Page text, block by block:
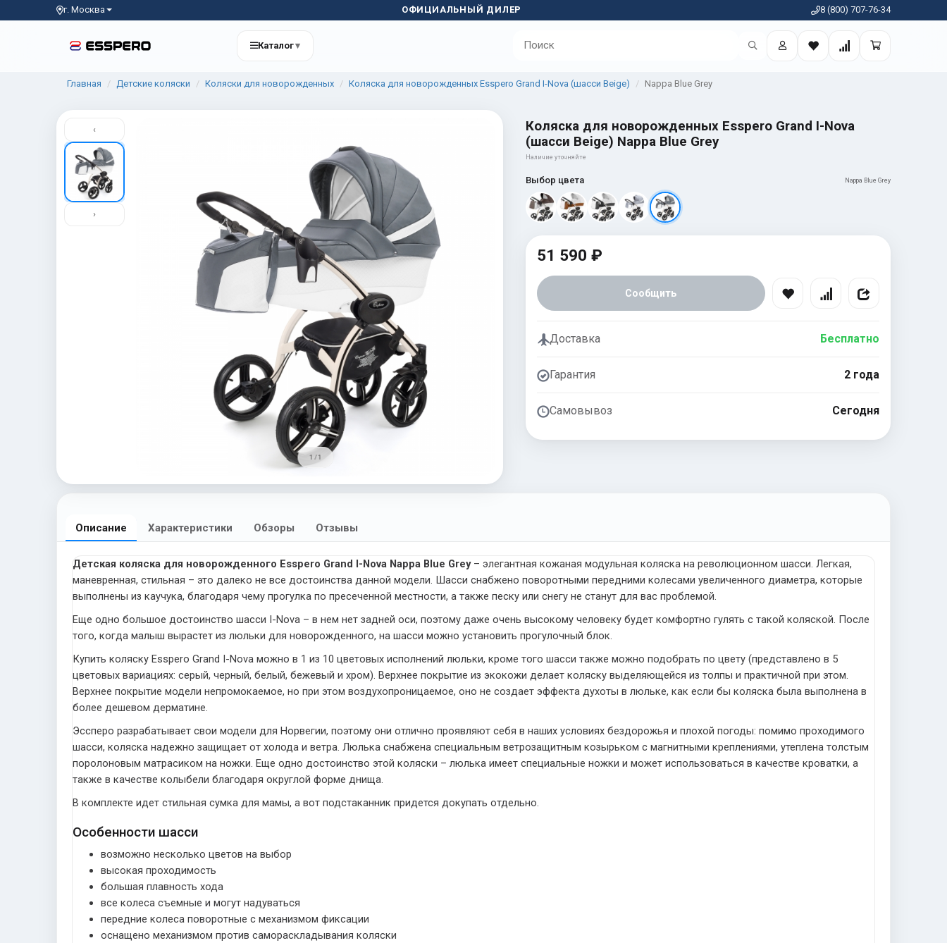
г. Москва ОФИЦИАЛЬНЫЙ ДИЛЕР 8 (800) 707-76-34
Каталог▾
Главная Детские коляски Коляски для новорожденных Коляска для новорожденных Esspero Grand I-Nova (шасси Beige) Nappa Blue Grey
‹
›
1 / 1
Коляска для новорожденных Esspero Grand I-Nova
(шасси Beige) Nappa Blue Grey
Наличие уточняйте
Выбор цвета Nappa Blue Grey
51 590 ₽
Сообщить
Доставка Бесплатно
Гарантия 2 года
Самовывоз Сегодня
Описание Характеристики Обзоры Отзывы
Детская коляска для новорожденного Esspero Grand I-Nova Nappa Blue Grey– элегантная кожаная модульная коляска на революционном шасси. Легкая,
маневренная, стильная – это далеко не все достоинства данной модели. Шасси снабжено поворотными передними колесами увеличенного диаметра, которые
выполнены из каучука, благодаря чему прогулка по пресеченной местности, а также песку или снегу не станут для вас проблемой.
Еще одно большое достоинство шасси I-Nova – в нем нет задней оси, поэтому даже очень высокому человеку будет комфортно гулять с такой коляской. После
того, когда малыш вырастет из люльки для новорожденного, на шасси можно установить прогулочный блок.
Купить коляску Esspero Grand I-Nova можно в 1 из 10 цветовых исполнений люльки, кроме того шасси также можно подобрать по цвету (представлено в 5
цветовых вариациях: серый, черный, белый, бежевый и хром). Верхнее покрытие из экокожи делает коляску выделяющейся из толпы и практичной при этом.
Верхнее покрытие модели непромокаемое, но при этом воздухопроницаемое, оно не создает эффекта духоты в люльке, как если бы коляска была выполнена в
более дешевом дерматине.
Эссперо разрабатывает свои модели для Норвегии, поэтому они отлично проявляют себя в наших условиях бездорожья и плохой погоды: помимо проходимого
шасси, коляска надежно защищает от холода и ветра. Люлька снабжена специальным ветрозащитным козырьком с магнитными креплениями, утеплена толстым
поролоновым матрасиком на ножки. Еще одно достоинство этой коляски – люлька имеет специальные ножки и может использоваться в качестве кроватки, а
также в качестве колыбели благодаря округлой форме днища.
В комплекте идет стильная сумка для мамы, а вот подстаканник придется докупать отдельно.
Особенности шасси
возможно несколько цветов на выбор
высокая проходимость
большая плавность хода
все колеса съемные и могут надуваться
передние колеса поворотные с механизмом фиксации
оснащено механизмом против самораскладывания коляски